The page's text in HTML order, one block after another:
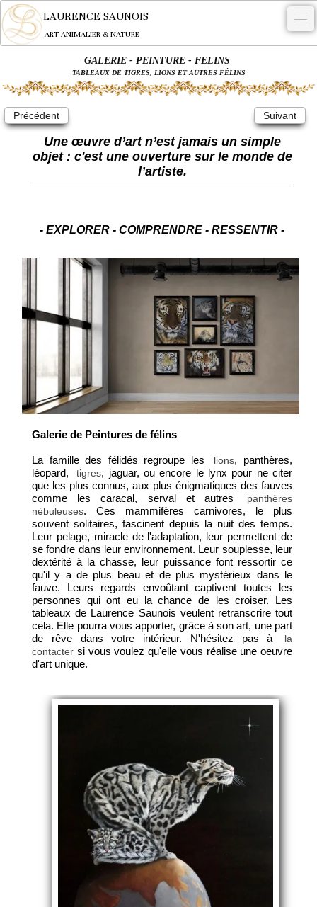
LAURENCE SAUNOIS
ART ANIMALIER & NATURE
NYMPHEUS LUMINANSIS.
OEUVRES
BECASSE
NEWS
Français
0
GALERIE - PEINTURE - FELINS
TABLEAUX DE TIGRES, LIONS ET AUTRES FÉLINS
Précédent Suivant
Une œuvre d’art n’est jamais un simple
objet : c'est une ouverture sur le monde de
l’artiste.
- EXPLORER - COMPRENDRE - RESSENTIR -
Galerie de Peintures de félins
La famille des félidés regroupe les lions, panthères,
léopard,
tigres, jaguar, ou encore le lynx pour ne citer
que les plus connus, aux plus énigmatiques des fauves
comme les caracal, serval et autres
panthères
nébuleuses. Ces mammifères carnivores, le plus
souvent solitaires, fascinent depuis la nuit des temps.
Leur pelage, miracle de l'adaptation, leur permettent de
se fondre dans leur environnement. Leur souplesse, leur
dextérité à la chasse, leur puissance font ressortir ce
qu'il y a de plus beau et de plus mystérieux dans le
fauve. Leurs regards envoûtant captivent toutes les
personnes qui ont eu la chance de les croiser. Les
tableaux de Laurence Saunois veulent retranscrire tout
cela. Elle pourra vous apporter, grâce à son art, une part
de rêve dans votre intérieur. N'hésitez pas à
la
contacter si vous voulez qu'elle vous réalise une oeuvre
d'art unique.